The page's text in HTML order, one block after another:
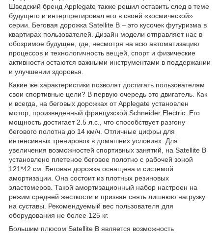
Шведский бренд Applegate также решил оставить след в теме
будущего и интерпретировал его в своей «космической»
серии. Беговая дорожка Satellite B – это кусочек футуризма в
квартирах пользователей. Дизайн модели отправляет нас в
обозримое будущее, где, несмотря на всю автоматизацию
процессов и технологичность вещей, спорт и физические
активности остаются важными инструментами в поддержании
и улучшении здоровья.
Какие же характеристики позволят достигать пользователям
свои спортивные цели? В первую очередь это двигатель. Как
и всегда, на беговых дорожках от Applegate установлен
мотор, произведенный французской Schneider Electric. Его
мощность достигает 2.5 л.с., что способствует разгону
бегового полотна до 14 км/ч. Отличные цифры для
интенсивных тренировок в домашних условиях. Для
увеличения возможностей спортивных занятий, на Satellite B
установлено плетеное беговое полотно с рабочей зоной
121*42 см. Беговая дорожка оснащена и системой
амортизации. Она состоит из плотных резиновых
эластомеров. Такой амортизационный набор настроен на
режим средней жесткости и призван снять лишнюю нагрузку
на суставы. Рекомендуемый вес пользователя для
оборудования не более 125 кг.
Большим плюсом Satellite B является возможность